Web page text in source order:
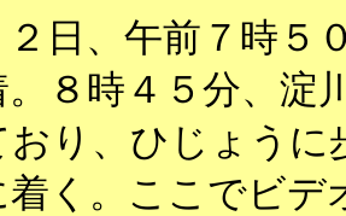
日、午前７時５
８時４５分、淀
おり、ひじょうに
く。ここでビデ